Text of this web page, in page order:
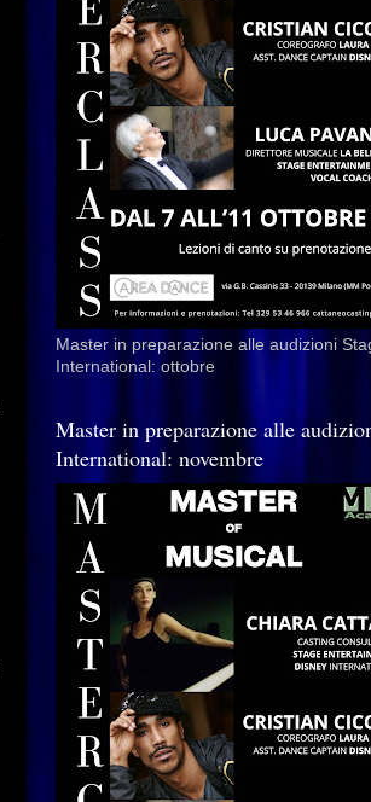
Master in preparazione alle audizioni
International: ottobre
Master in preparazione alle
International: novembre